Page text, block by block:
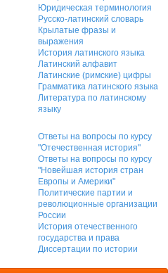
Юридическая терминология
Русско-латинский словарь
Крылатые фразы и
выражения
История латинского языка
Латинский алфавит
Латинские (римские) цифры
Грамматика латинского языка
Литература по латинскому
языку
Ответы на вопросы по курсу
"Отечественная история"
Ответы на вопросы по курсу
"Новейшая история стран
Европы и Америки"
Политические партии и
революционные организации
России
История отечественного
государства и права
Диссертации по истории